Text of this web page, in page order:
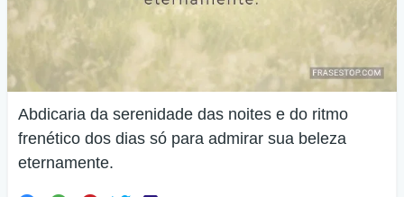
Abdicaria da serenidade das noites e do ritmo
frenético dos dias só para admirar sua beleza
eternamente.